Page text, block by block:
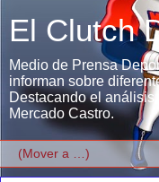
El Clutch
Medio de Prensa
informan sobre
Destacando el
Mercado Castro.